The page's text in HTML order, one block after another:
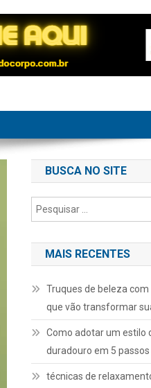
BUSCA NO SITE
MAIS RECENTES
Truques de beleza
que vão transformar
Como adotar um estilo
duradouro em 5 passos
técnicas de